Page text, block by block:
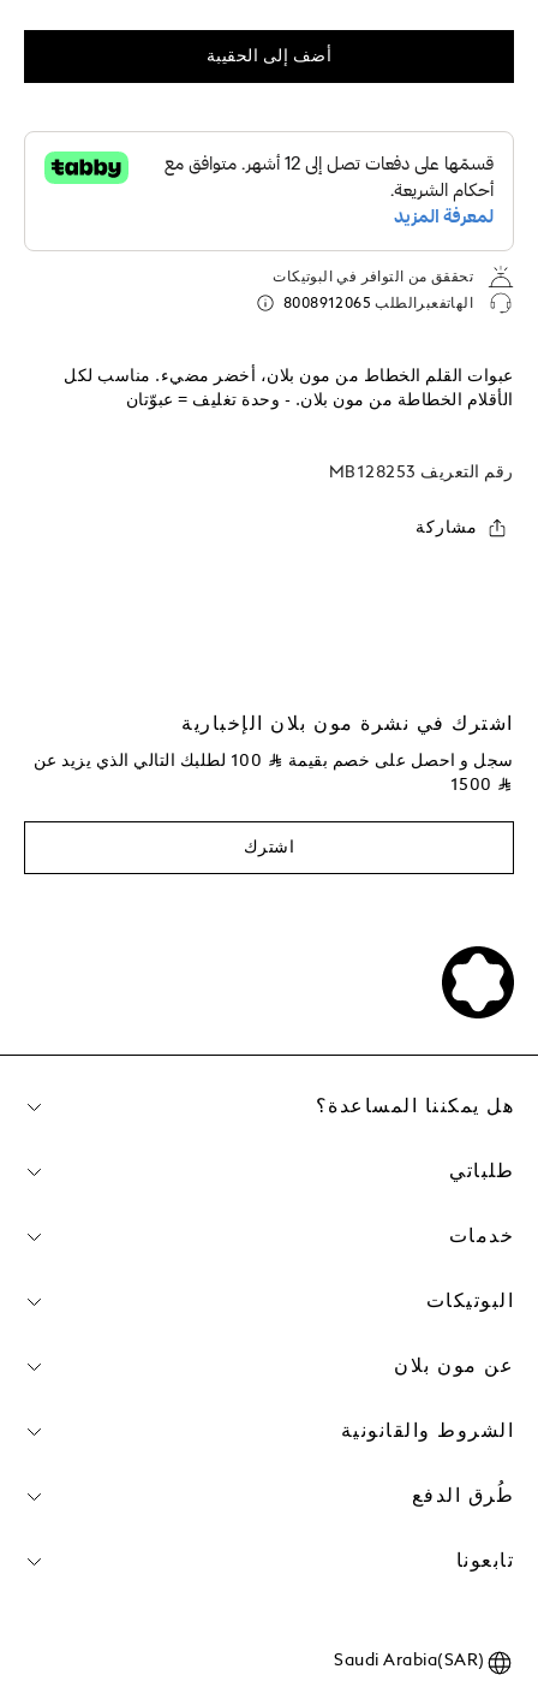
أضف إلى الحقيبة
تحققق من التوافر في البوتيكات
الهاتفعبرالطلب 8008912065
عبوات القلم الخطاط من مون بلان، أخضر مضيء. مناسب لكل
الأقلام الخطاطة من مون بلان. - وحدة تغليف = عبوّتان
رقم التعريف MB128253
مشاركة
اشترك في نشرة مون بلان الإخبارية
سجل و احصل على خصم بقيمة ⃁
لطلبك التالي الذي يزيد عن
⃁
اشترك
طُرق الدفع
تابعونا
هل يمكننا المساعدة؟
طلباتي
خدمات
البوتيكات
عن مون بلان
الشروط والقانونية
Saudi Arabia(SAR)